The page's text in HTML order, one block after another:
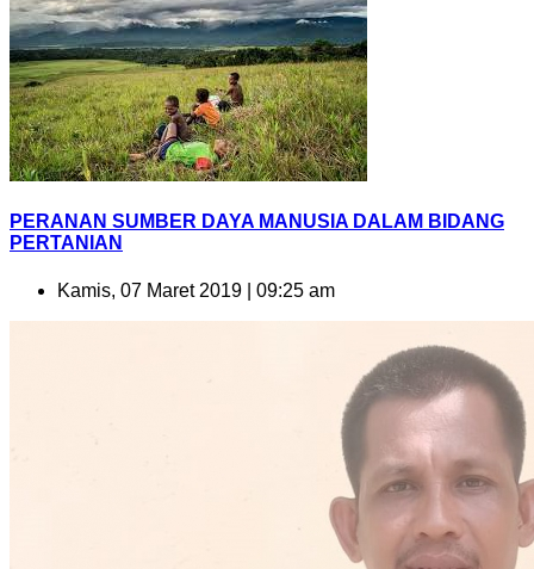
PERANAN SUMBER DAYA MANUSIA DALAM BIDANG
PERTANIAN
Kamis, 07 Maret 2019 | 09:25 am